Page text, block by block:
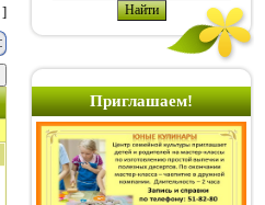
]
Приглашаем!